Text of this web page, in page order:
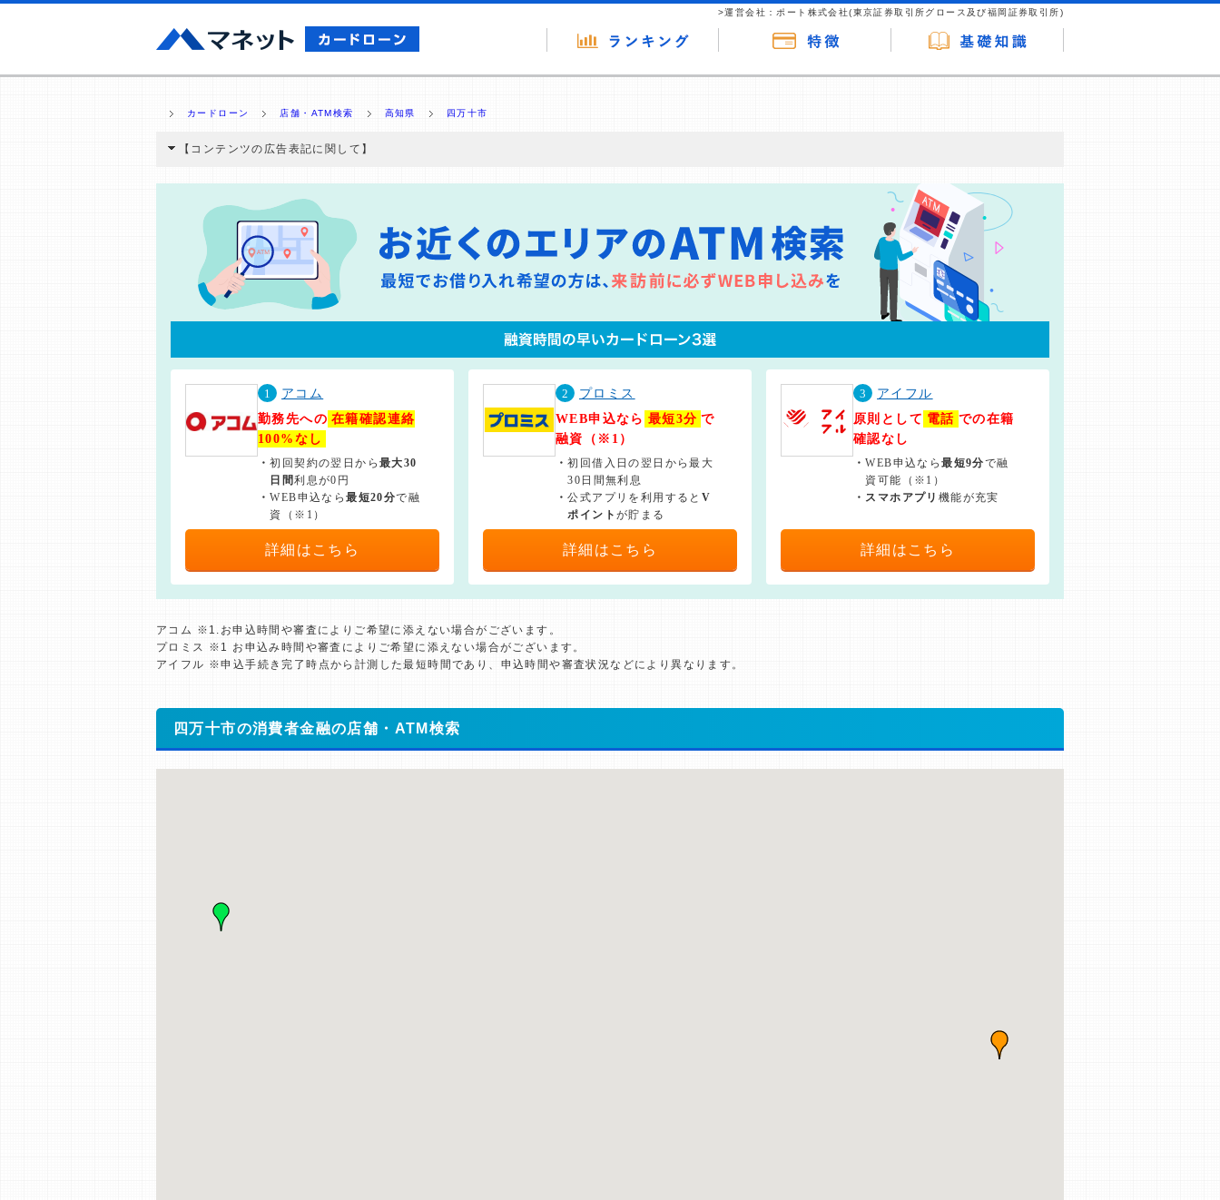
>運営会社：ポート株式会社(東京証券取引所グロース及び福岡証券取引所)
カードローン 店舗・ATM検索 高知県 四万十市
【コンテンツの広告表記に関して】
と弊社に対して企業から紹介報酬が支払われるという収益モデルです。 ただし、特定の商品を根拠なくPRするものではなく、当編集部の調査／ユーザーへの口コ
ミ収集などに基づき、公平性を担保した情報提供を行っています。
>提携企業一覧
1
アコム
勤務先への 在籍確認連絡
100%なし
・初回契約の翌日から最大30
日間利息が0円
・WEB申込なら最短20分で融
資（※1）
詳細はこちら
2
プロミス
WEB申込なら 最短3分 で
融資（※1）
・初回借入日の翌日から最大
30日間無利息
・公式アプリを利用すると V
ポイントが貯まる
詳細はこちら
3
アイフル
原則として 電話 での在籍
確認なし
・WEB申込なら最短9分で融
資可能（※1）
・ スマホアプリ 機能が充実
詳細はこちら
アコム ※1.お申込時間や審査によりご希望に添えない場合がございます。
プロミス ※1 お申込み時間や審査によりご希望に添えない場合がございます。
アイフル ※申込手続き完了時点から計測した最短時間であり、申込時間や審査状況などにより異なります。
四万十市の消費者金融の店舗・ATM検索